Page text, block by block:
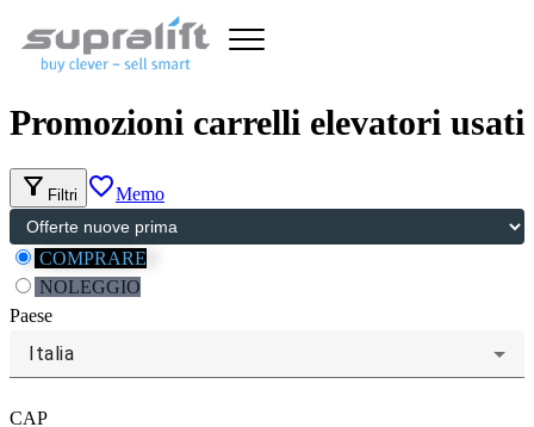
Promozioni carrelli elevatori usati
filter_alt Filtri favorite_borderMemo
COMPRARE
NOLEGGIO
Paese
Italia
CAP